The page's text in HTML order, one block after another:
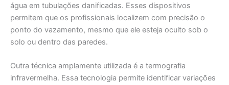
água em tubulações danificadas. Esses dispositivos
permitem que os profissionais localizem com precisão o
ponto do vazamento, mesmo que ele esteja oculto sob o
solo ou dentro das paredes.
Outra técnica amplamente utilizada é a termografia
infravermelha. Essa tecnologia permite identificar variações